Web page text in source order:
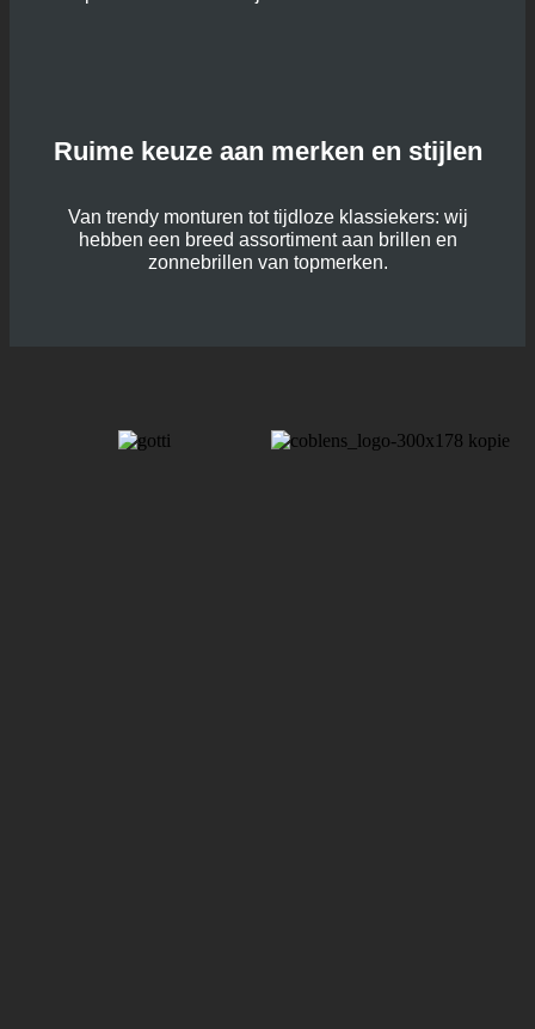
Ruime keuze aan merken en stijlen
Van trendy monturen tot tijdloze klassiekers: wij
hebben een breed assortiment aan brillen en
zonnebrillen van topmerken.